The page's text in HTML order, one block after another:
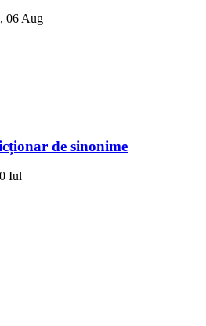
06 Aug
de sinonime
Iul